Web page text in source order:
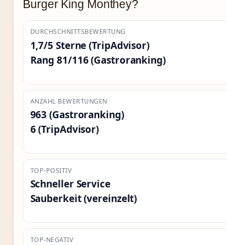
Burger King Monthey?
DURCHSCHNITTSBEWERTUNG
1,7/5 Sterne (TripAdvisor)
Rang 81/116 (Gastroranking)
ANZAHL BEWERTUNGEN
963 (Gastroranking)
6 (TripAdvisor)
TOP-POSITIV
Schneller Service
Sauberkeit (vereinzelt)
TOP-NEGATIV